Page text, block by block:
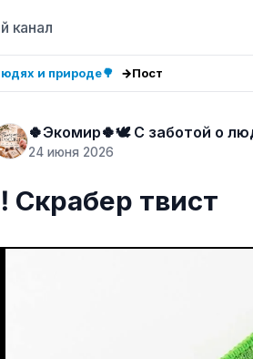
канал
и природе🌳 Пост
🍀Экомир🍀🕊️ С заботой о
24 июня 2026
Скрабер твист